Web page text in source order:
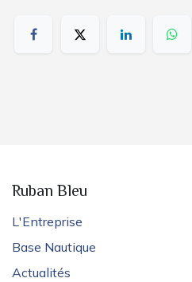
Ruban Bleu
L'Entreprise
Base Nautique
Actualités